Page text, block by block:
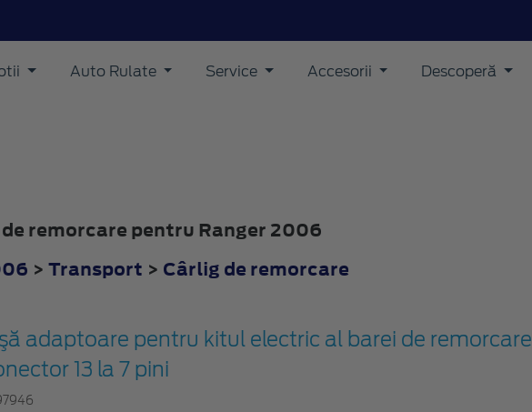
Auto Rulate Service Accesorii Descoperă
remorcare pentru Ranger 2006
> Transport > Cârlig de remorcare
adaptoare pentru kitul electric al barei de remorcare
13 la 7 pini